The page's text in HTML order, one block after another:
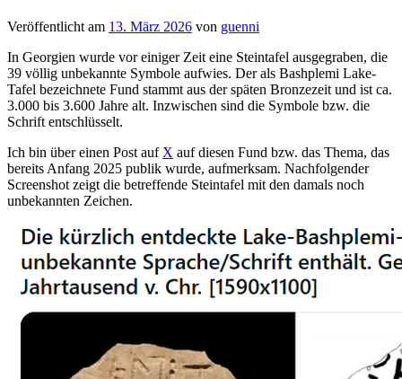
Veröffentlicht am 13. März 2026 von guenni
In Georgien wurde vor einiger Zeit eine Steintafel ausgegraben, die
39 völlig unbekannte Symbole aufwies. Der als Bashplemi Lake-
Tafel bezeichnete Fund stammt aus der späten Bronzezeit und ist ca.
3.000 bis 3.600 Jahre alt. Inzwischen sind die Symbole bzw. die
Schrift entschlüsselt.
Ich bin über einen Post auf X auf diesen Fund bzw. das Thema, das
bereits Anfang 2025 publik wurde, aufmerksam. Nachfolgender
Screenshot zeigt die betreffende Steintafel mit den damals noch
unbekannten Zeichen.